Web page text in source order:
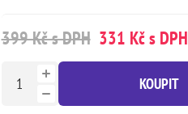
399 Kč s DPH 331 Kč s DPH
KOUPIT